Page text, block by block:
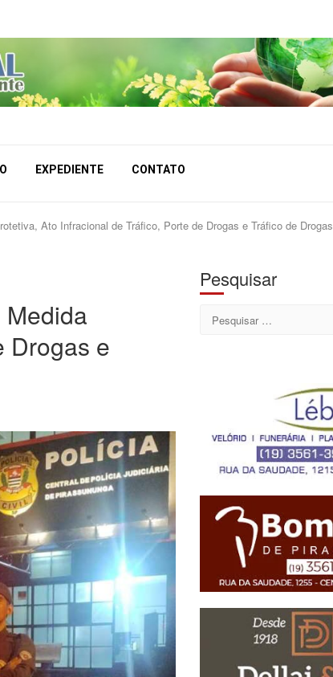
EXPEDIENTE CONTATO
Ato Infracional de Tráfico, Porte de Drogas e Tráfico de Drogas
Medida
Drogas e
Pesquisar
Pesquisar